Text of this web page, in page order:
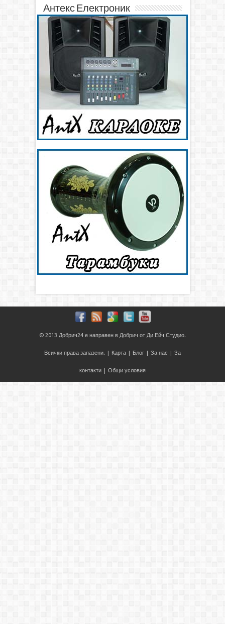
Антекс Електроник
© 2013 Добрич24 е направен в Добрич от Ди Ейч Студио.
Всички права запазени. | Карта | Блог | За нас | За
контакти | Общи условия